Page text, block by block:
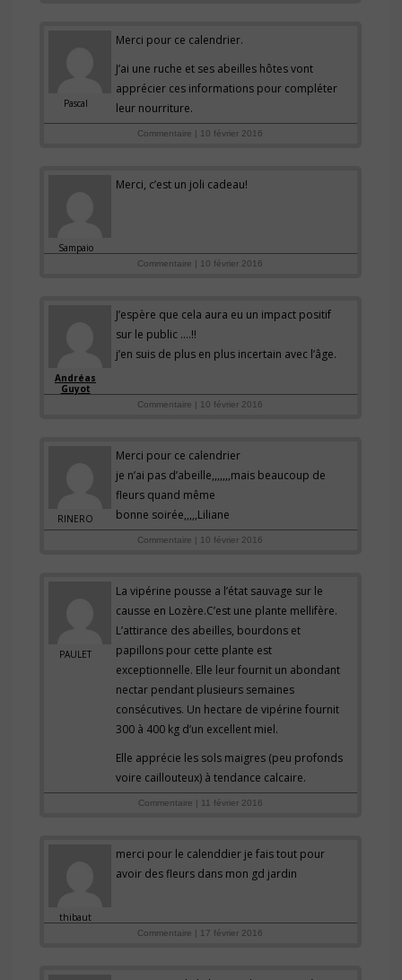
Pascal
Merci pour ce calendrier.
J’ai une ruche et ses abeilles hôtes vont
apprécier ces informations pour compléter
leur nourriture.
Commentaire | 10 février 2016
Sampaio
Merci, c’est un joli cadeau!
Commentaire | 10 février 2016
Andréas
Guyot
J’espère que cela aura eu un impact positif
sur le public ….!!
j’en suis de plus en plus incertain avec l’âge.
Commentaire | 10 février 2016
RINERO
Merci pour ce calendrier
je n’ai pas d’abeille,,,,,,,mais beaucoup de
fleurs quand même
bonne soirée,,,,,Liliane
Commentaire | 10 février 2016
PAULET
La vipérine pousse a l’état sauvage sur le
causse en Lozère.C’est une plante mellifère.
L’attirance des abeilles, bourdons et
papillons pour cette plante est
exceptionnelle. Elle leur fournit un abondant
nectar pendant plusieurs semaines
consécutives. Un hectare de vipérine fournit
300 à 400 kg d’un excellent miel.
Elle apprécie les sols maigres (peu profonds
voire caillouteux) à tendance calcaire.
Commentaire | 11 février 2016
thibaut
merci pour le calenddier je fais tout pour
avoir des fleurs dans mon gd jardin
Commentaire | 17 février 2016